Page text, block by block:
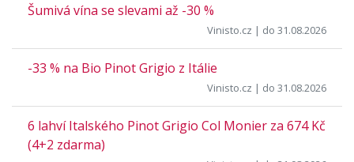
Šumivá vína se slevami až -30 %
Vinisto.cz | do 31.08.2026
-33 % na Bio Pinot Grigio z Itálie
Vinisto.cz | do 31.08.2026
6 lahví Italského Pinot Grigio Col Monier za 674 Kč
(4+2 zdarma)